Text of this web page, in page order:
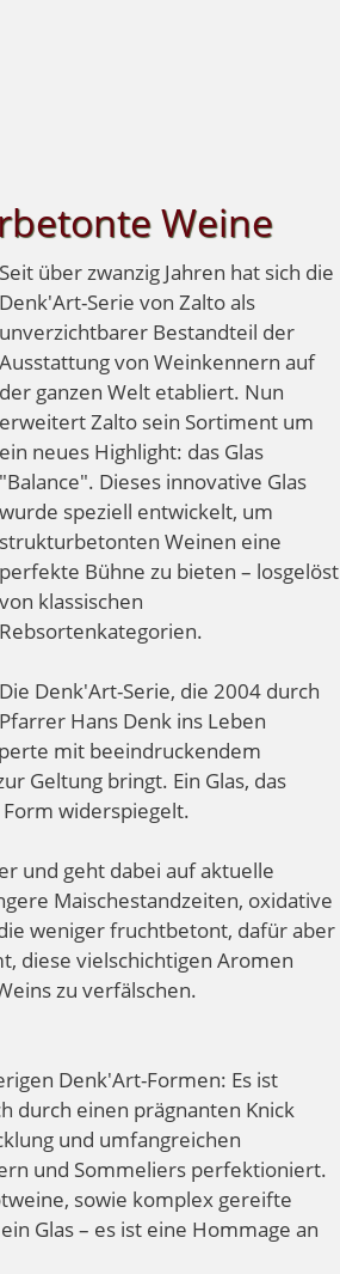
Weine
Seit über zwanzig Jahren hat sich die
Denk'Art-Serie von Zalto als
unverzichtbarer Bestandteil der
Ausstattung von Weinkennern auf
der ganzen Welt etabliert. Nun
erweitert Zalto sein Sortiment um
ein neues Highlight: das Glas
"Balance". Dieses innovative Glas
wurde speziell entwickelt, um
strukturbetonten Weinen eine
perfekte Bühne zu bieten – losgelöst
von klassischen
Rebsortenkategorien.
Die Denk'Art-Serie, die 2004 durch
Pfarrer Hans Denk ins Leben
mit beeindruckendem
Geltung bringt. Ein Glas, das
widerspiegelt.
und geht dabei auf aktuelle
Maischestandzeiten, oxidative
weniger fruchtbetont, dafür aber
diese vielschichtigen Aromen
zu verfälschen.
Denk'Art-Formen: Es ist
durch einen prägnanten Knick
und umfangreichen
und Sommeliers perfektioniert.
sowie komplex gereifte
Glas – es ist eine Hommage an